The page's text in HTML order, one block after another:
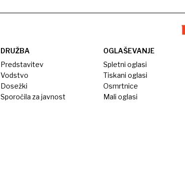
DRUŽBA
Predstavitev
Vodstvo
Dosežki
Sporočila za javnost
OGLAŠEVANJE
Spletni oglasi
Tiskani oglasi
Osmrtnice
Mali oglasi